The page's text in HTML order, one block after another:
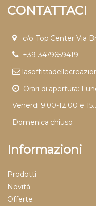
CONTATTACI
c/o Top Center Via
+39 3479659419
Orari di apertura:
Venerdì 9.00-12.00 e
Domenica chiuso
Informazioni
Prodotti
Novità
Offerte